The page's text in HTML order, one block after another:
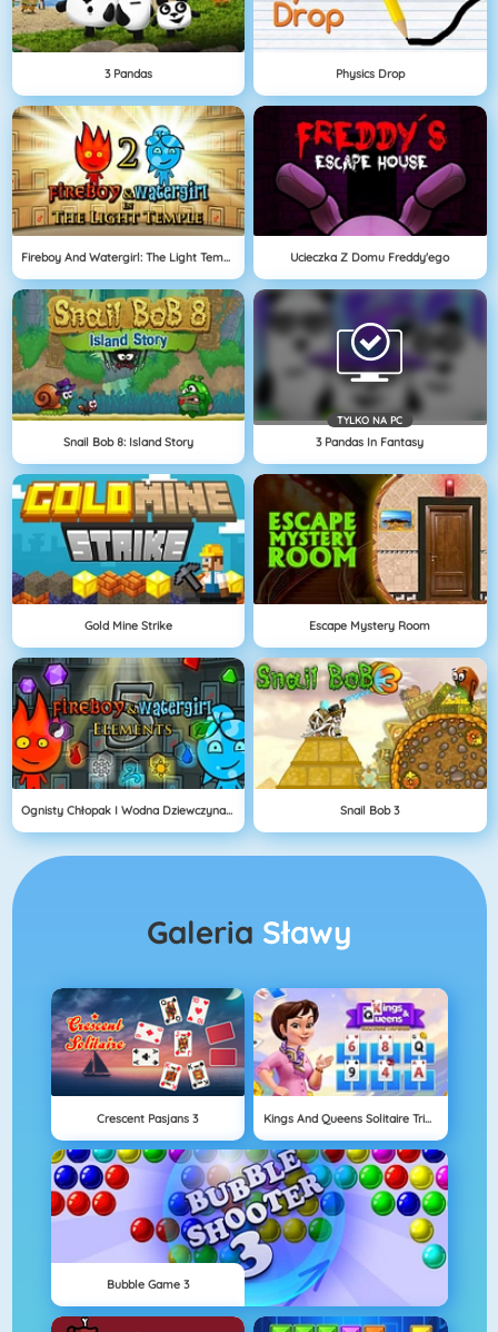
3 Pandas Physics Drop
Fireboy And Watergirl: The Light Temple Ucieczka Z Domu Freddy'ego
Snail Bob 8: Island Story
TYLKO NA PC
3 Pandas In Fantasy
Gold Mine Strike Escape Mystery Room
Ognisty Chłopak I Wodna Dziewczyna 5: Elementy Snail Bob 3
Galeria Sławy
Crescent Pasjans 3 Kings And Queens Solitaire Tripeaks
Bubble Game 3